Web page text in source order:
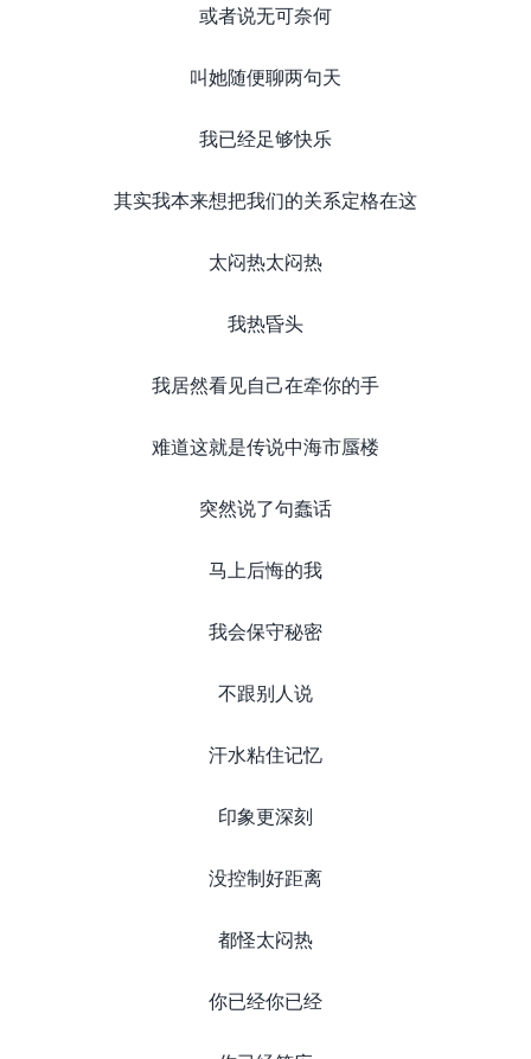
或者说无可奈何
叫她随便聊两句天
我已经足够快乐
其实我本来想把我们的关系定格在这
太闷热太闷热
我热昏头
我居然看见自己在牵你的手
难道这就是传说中海市蜃楼
突然说了句蠢话
马上后悔的我
我会保守秘密
不跟别人说
汗水粘住记忆
印象更深刻
没控制好距离
都怪太闷热
你已经你已经